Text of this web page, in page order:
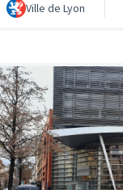
Ville de Lyon